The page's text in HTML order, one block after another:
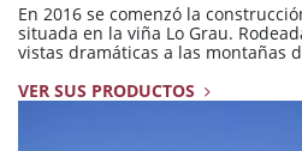
En 2016 se comenzó la
situada en la viña Lo Grau.
vistas dramáticas a las montañas
VER SUS PRODUCTOS